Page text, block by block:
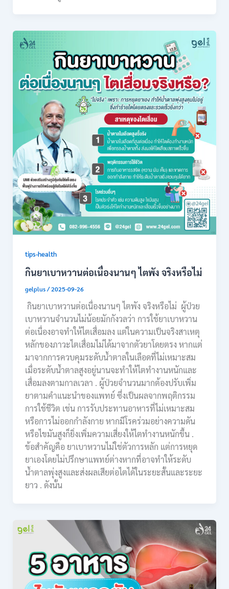
tips-health
กินยาเบาหวานต่อเนื่องนานๆ ไตพัง จริงหรือไม่
gelplus/2025-09-26
กินยาเบาหวานต่อเนื่องนานๆ ไตพัง จริงหรือไม่ ผู้ป่วย
เบาหวานจำนวนไม่น้อยมักกังวลว่า การใช้ยาเบาหวาน
ต่อเนื่องอาจทำให้ไตเสื่อมลง แต่ในความเป็นจริงสาเหตุ
หลักของภาวะไตเสื่อมไม่ได้มาจากตัวยาโดยตรง หากแต่
มาจากการควบคุมระดับน้ำตาลในเลือดที่ไม่เหมาะสม
เมื่อระดับน้ำตาลสูงอยู่นานจะทำให้ไตทำงานหนักและ
เสื่อมลงตามกาลเวลา . ผู้ป่วยจำนวนมากต้องปรับเพิ่ม
ยาตามคำแนะนำของแพทย์ ซึ่งเป็นผลจากพฤติกรรม
การใช้ชีวิต เช่น การรับประทานอาหารที่ไม่เหมาะสม
หรือการไม่ออกกำลังกาย หากมีโรคร่วมอย่างความดัน
หรือไขมันสูงก็ยิ่งเพิ่มความเสี่ยงให้ไตทำงานหนักขึ้น .
ข้อสำคัญคือ ยาเบาหวานไม่ใช่ตัวการหลัก แต่การหยุด
ยาเองโดยไม่ปรึกษาแพทย์ต่างหากที่อาจทำให้ระดับ
น้ำตาลพุ่งสูงและส่งผลเสียต่อไตได้ในระยะสั้นและระยะ
ยาว . ดังนั้น